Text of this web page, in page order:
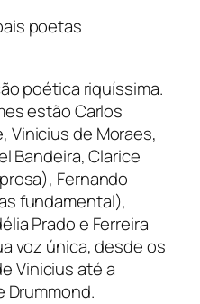
poetas
poética riquíssima.
estão Carlos
Vinicius de Moraes,
Bandeira, Clarice
Fernando
fundamental),
Prado e Ferreira
voz única, desde os
Vinicius até a
Drummond.